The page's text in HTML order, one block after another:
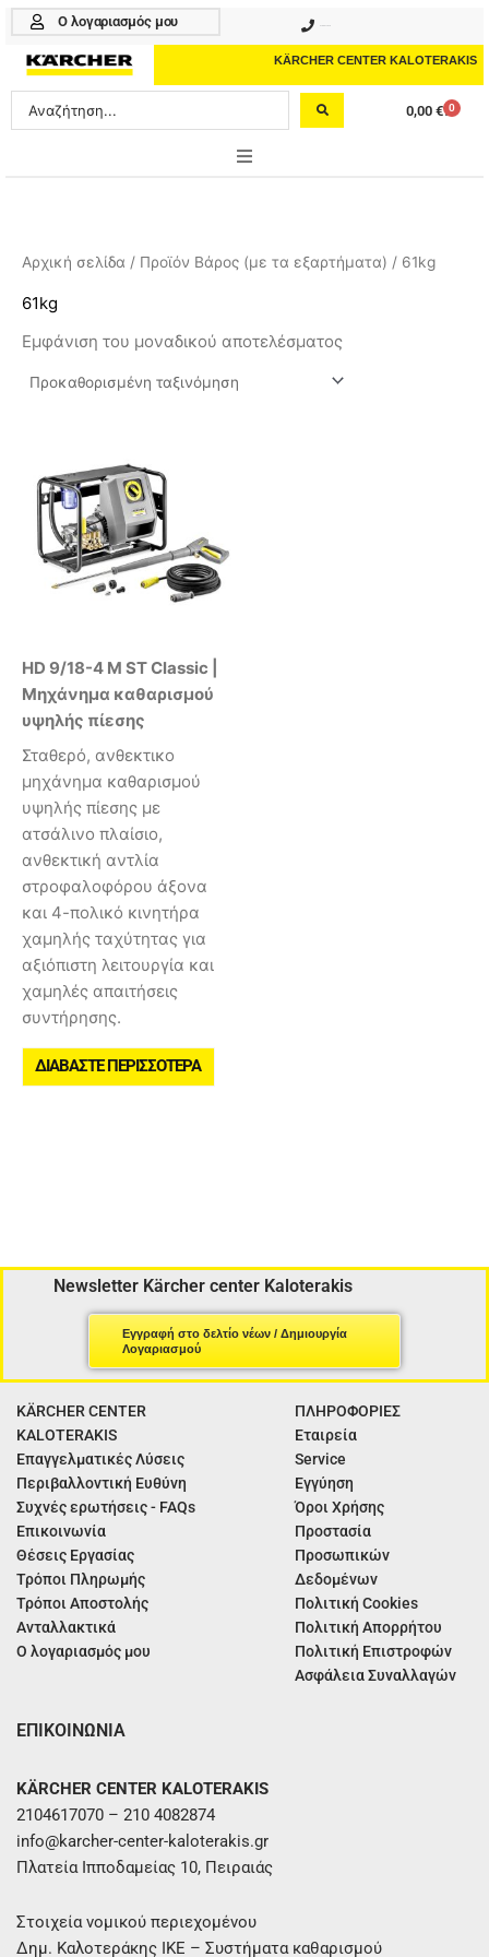
Μετάβαση
περιεχόμενο
Ο λογαριασμός μου
KÄRCHER CENTER KALOTERAKIS
Search
...
0,00 € 0
Cart
PROFESSIONAL
ΑΞΕΣΟΥΑΡ
ΚΑΘΑΡΙΣΤΙΚΑ
Αρχική σελίδα / Προϊόν Βάρος (με τα εξαρτήματα) / 61kg
61kg
Εμφάνιση του μοναδικού αποτελέσματος
HD 9/18-4 M ST Classic |
Μηχάνημα καθαρισμού
υψηλής πίεσης
Σταθερό, ανθεκτικο
μηχάνημα καθαρισμού
υψηλής πίεσης με
ατσάλινο πλαίσιο,
ανθεκτική αντλία
στροφαλοφόρου άξονα
και 4-πολικό κινητήρα
χαμηλής ταχύτητας για
αξιόπιστη λειτουργία και
χαμηλές απαιτήσεις
συντήρησης.
ΔΙΑΒΆΣΤΕ ΠΕΡΙΣΣΌΤΕΡΑ
Newsletter Kärcher center Kaloterakis
Εγγραφή στο δελτίο νέων / Δημιουργία
Λογαριασμού
KÄRCHER CENTER
KALOTERAKIS
Επαγγελματικές Λύσεις
Περιβαλλοντική Ευθύνη
Συχνές ερωτήσεις - FAQs
Επικοινωνία
Θέσεις Εργασίας
Τρόποι Πληρωμής
Τρόποι Αποστολής
Ανταλλακτικά
Ο λογαριασμός μου
ΠΛΗΡΟΦΟΡΙΕΣ
Εταιρεία
Service
Εγγύηση
Όροι Χρήσης
Προστασία
Προσωπικών
Δεδομένων
Πολιτική Cookies
Πολιτική Απορρήτου
Πολιτική Επιστροφών
Ασφάλεια Συναλλαγών
ΕΠΙΚΟΙΝΩΝΙΑ
KÄRCHER CENTER KALOTERAKIS
2104617070 – 210 4082874
info@karcher-center-kaloterakis.gr
Πλατεία Ιπποδαμείας 10, Πειραιάς
Στοιχεία νομικού περιεχομένου
Δημ. Καλοτεράκης ΙΚΕ – Συστήματα καθαρισμού